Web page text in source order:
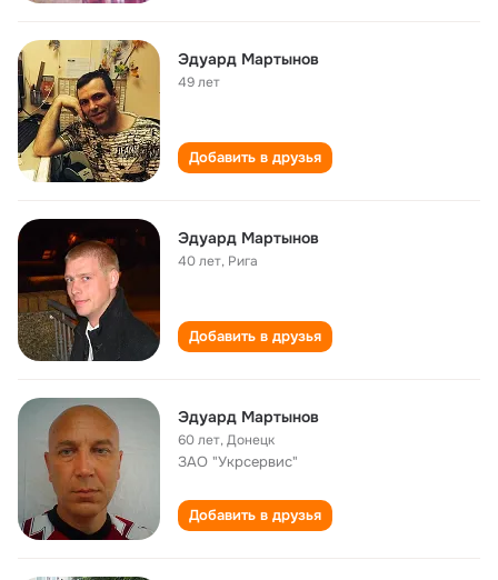
Эдуард Мартынов
49 лет
Добавить в друзья
Эдуард Мартынов
40 лет, Рига
Добавить в друзья
Эдуард Мартынов
60 лет,Донецк
ЗАО "Укрсервис"
Добавить в друзья